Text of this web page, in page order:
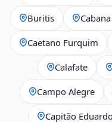
Buritis
Caetano Furquim
Calafate
Campo Alegre
Capitão Eduardo